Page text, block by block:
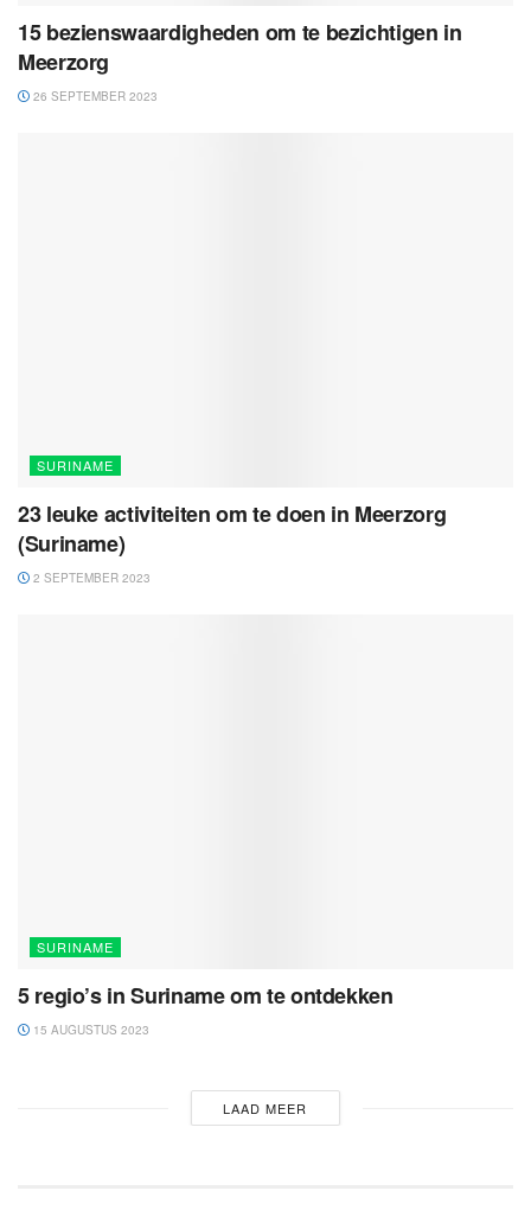
15 bezienswaardigheden om te bezichtigen in
Meerzorg
26 SEPTEMBER 2023
SURINAME
23 leuke activiteiten om te doen in Meerzorg
(Suriname)
2 SEPTEMBER 2023
SURINAME
5 regio’s in Suriname om te ontdekken
15 AUGUSTUS 2023
LAAD MEER